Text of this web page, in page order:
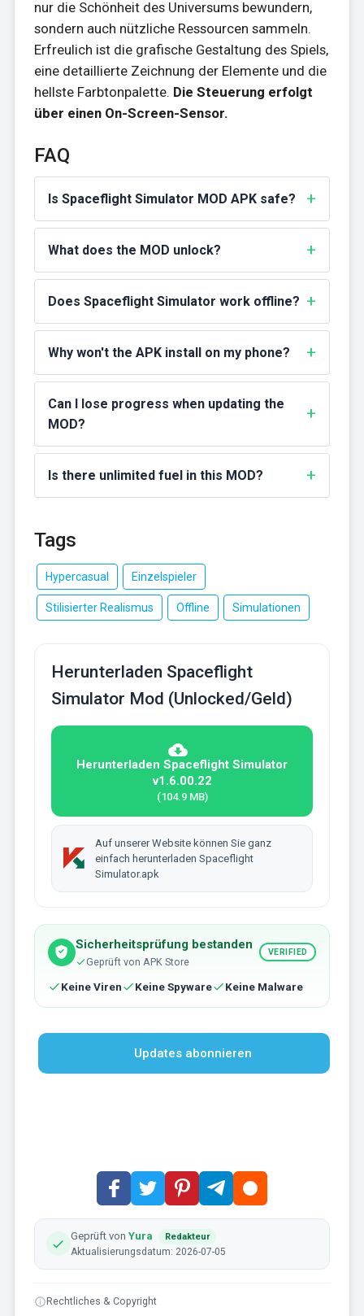
nur die Schönheit des Universums bewundern,
sondern auch nützliche Ressourcen sammeln.
Erfreulich ist die grafische Gestaltung des Spiels,
eine detaillierte Zeichnung der Elemente und die
hellste Farbtonpalette. Die Steuerung erfolgt
über einen On-Screen-Sensor.
FAQ
Is Spaceflight Simulator MOD APK safe?
What does the MOD unlock?
Does Spaceflight Simulator work offline?
Why won't the APK install on my phone?
Can I lose progress when updating the
MOD?
Is there unlimited fuel in this MOD?
Tags
Hypercasual Einzelspieler
Stilisierter Realismus Offline Simulationen
Herunterladen Spaceflight
Simulator Mod (Unlocked/Geld)
Herunterladen Spaceflight Simulator
v1.6.00.22
(104.9 MB)
Auf unserer Website können Sie ganz
einfach herunterladen Spaceflight
Simulator.apk
Sicherheitsprüfung bestanden
Geprüft von APK Store
VERIFIED
Keine Viren Keine Spyware Keine Malware
Updates abonnieren
Geprüft von Yura Redakteur
Aktualisierungsdatum: 2026-07-05
Rechtliches & Copyright